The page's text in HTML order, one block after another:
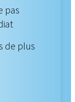
pas
de plus